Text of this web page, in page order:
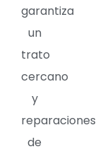
garantiza
un
trato
cercano
y
reparaciones
de